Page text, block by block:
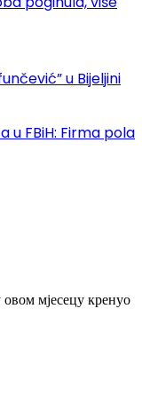
u Bijeljini
u FBiH: Firma pola
мјесецу кренуо